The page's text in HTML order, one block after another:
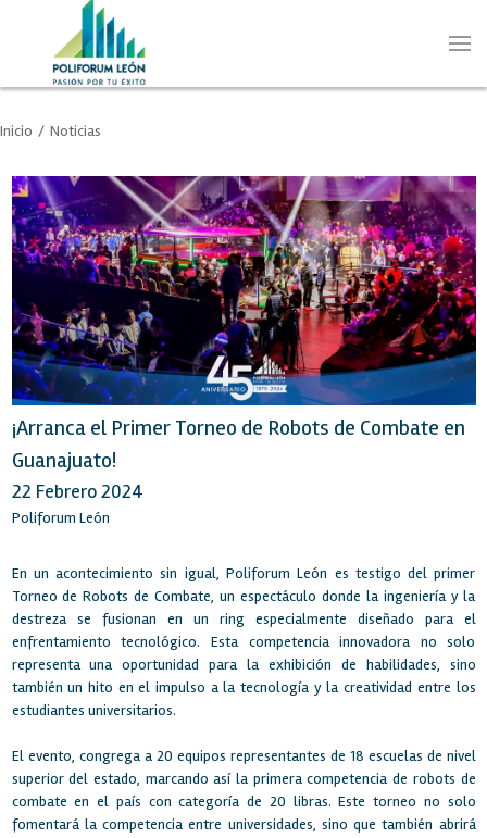
Inicio / Noticias
¡Arranca el Primer Torneo de Robots de Combate en
Guanajuato!
22 Febrero 2024
Poliforum León
En un acontecimiento sin igual, Poliforum León es testigo del primer
Torneo de Robots de Combate, un espectáculo donde la ingeniería y la
destreza se fusionan en un ring especialmente diseñado para el
enfrentamiento tecnológico. Esta competencia innovadora no solo
representa una oportunidad para la exhibición de habilidades, sino
también un hito en el impulso a la tecnología y la creatividad entre los
estudiantes universitarios.
El evento, congrega a 20 equipos representantes de 18 escuelas de nivel
superior del estado, marcando así la primera competencia de robots de
combate en el país con categoría de 20 libras. Este torneo no solo
fomentará la competencia entre universidades, sino que también abrirá